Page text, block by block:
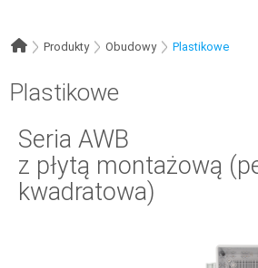
Produkty Obudowy Plastikowe
Plastikowe
Seria AWB
z płytą montażową
kwadratowa)